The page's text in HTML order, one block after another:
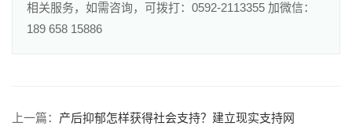
相关服务，如需咨询，可拨打：0592-2113355 加微信：
189 658 15886
上一篇： 产后抑郁怎样获得社会支持？建立现实支持网